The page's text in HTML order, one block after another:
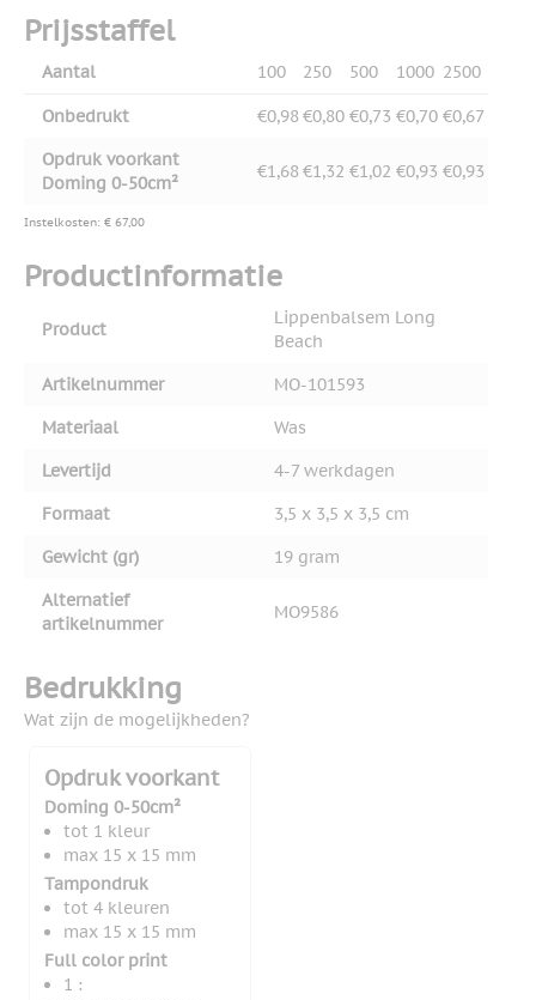
Prijsstaffel
Aantal 100 250 500 1000 2500
Onbedrukt €0,98 €0,80 €0,73 €0,70 €0,67
Opdruk voorkant
Doming 0-50cm²
€1,68 €1,32 €1,02 €0,93 €0,93
Instelkosten: € 67,00
Productinformatie
Product
Lippenbalsem Long
Beach
Artikelnummer
MO-101593
Materiaal
Was
Levertijd
4-7 werkdagen
Formaat
3,5 x 3,5 x 3,5 cm
Gewicht (gr)
19 gram
Alternatief
artikelnummer
MO9586
Bedrukking
Wat zijn de mogelijkheden?
Opdruk voorkant
Doming 0-50cm²
tot 1 kleur
max 15 x 15 mm
Tampondruk
tot 4 kleuren
max 15 x 15 mm
Full color print
1 :